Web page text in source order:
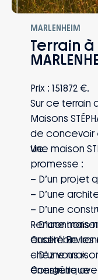
MARLENHEIM
Terrain à
Prix : 151872 €.
Sur ce terrain
Maisons
de concevoir
vie.
Une maison
promesse :
– D’un projet
– D’une
– D’une
– D’une
Qualité
– D’une
énergétique
Rencontrons-
ensemble les
chez vous ».
Construire